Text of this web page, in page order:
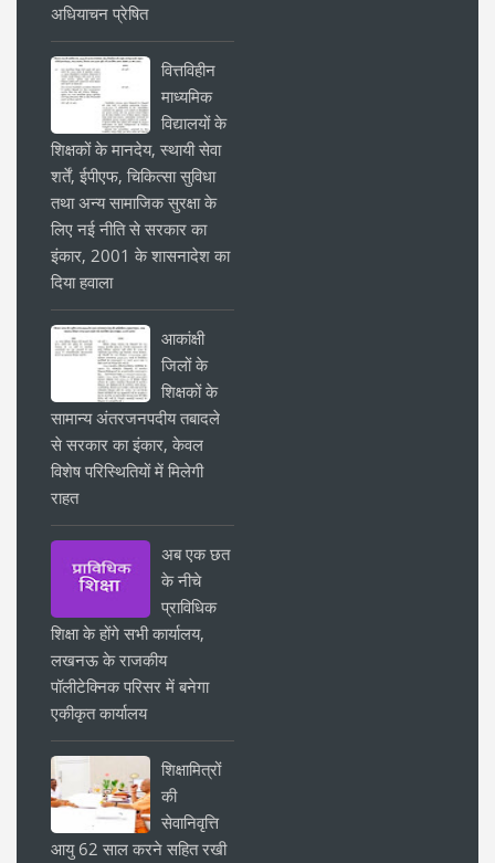
अधियाचन प्रेषित
वित्तविहीन
माध्यमिक
विद्यालयों के
शिक्षकों के मानदेय, स्थायी सेवा
शर्तें, ईपीएफ, चिकित्सा सुविधा
तथा अन्य सामाजिक सुरक्षा के
लिए नई नीति से सरकार का
इंकार, 2001 के शासनादेश का
दिया हवाला
आकांक्षी
जिलों के
शिक्षकों के
सामान्य अंतरजनपदीय तबादले
से सरकार का इंकार, केवल
विशेष परिस्थितियों में मिलेगी
राहत
अब एक छत
के नीचे
प्राविधिक
शिक्षा के होंगे सभी कार्यालय,
लखनऊ के राजकीय
पॉलीटेक्निक परिसर में बनेगा
एकीकृत कार्यालय
शिक्षामित्रों
की
सेवानिवृत्ति
आयु 62 साल करने सहित रखी